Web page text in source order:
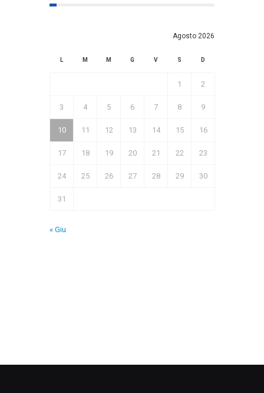
Agosto 2026
L M M G V S D
1 2
3 4 5 6 7 8 9
10 11 12 13 14 15 16
17 18 19 20 21 22 23
24 25 26 27 28 29 30
31
« Giu